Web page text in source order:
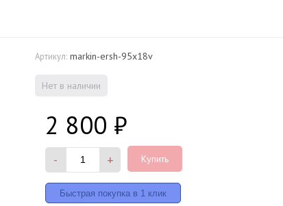
Артикул: markin-ersh-95x18v
Нет в наличии
2 800 ₽
- + Купить